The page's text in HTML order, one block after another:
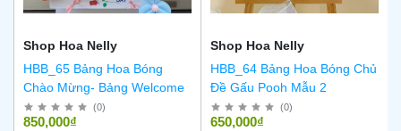
Shop Hoa Nelly
HBB_65 Bảng Hoa Bóng
Chào Mừng- Bảng Welcome
(0)
850,000₫
Shop Hoa Nelly
HBB_64 Bảng Hoa Bóng Chủ
Đề Gấu Pooh Mẫu 2
(0)
650,000₫